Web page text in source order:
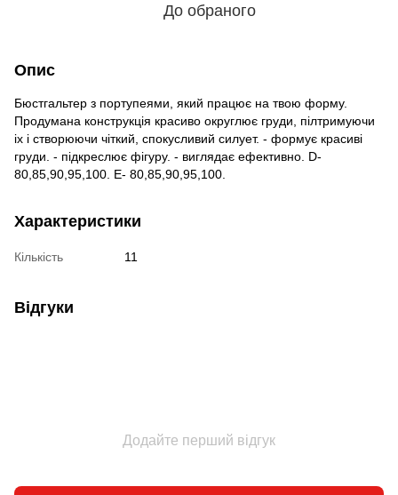
До обраного
Опис
Бюстгальтер з портупеями, який працює на твою форму.
Продумана конструкція красиво округлює груди, пілтримуючи
іх і створюючи чіткий, спокусливий силует. - формує красиві
груди. - підкреслює фігуру. - виглядає ефективно. D-
80,85,90,95,100. E- 80,85,90,95,100.
Характеристики
Кількість 11
Відгуки
Додайте перший відгук